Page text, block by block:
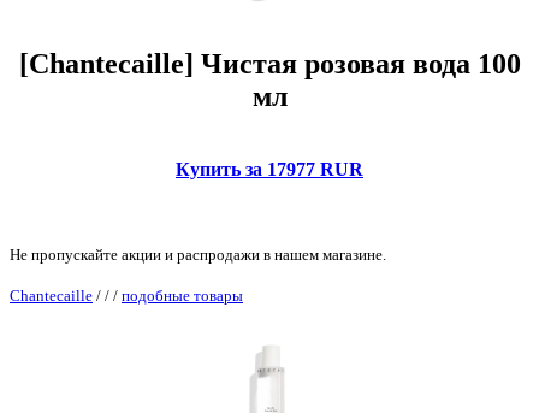
[Chantecaille] Чистая розовая вода 100
мл
Купить за 17977 RUR
Не пропускайте акции и распродажи в нашем магазине.
Chantecaille / / / подобные товары